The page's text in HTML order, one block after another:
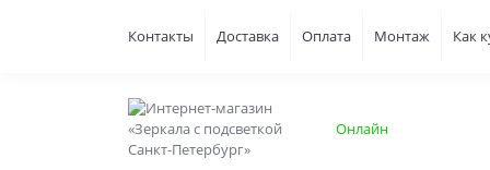
Контакты Доставка Оплата Монтаж Как
Онлайн